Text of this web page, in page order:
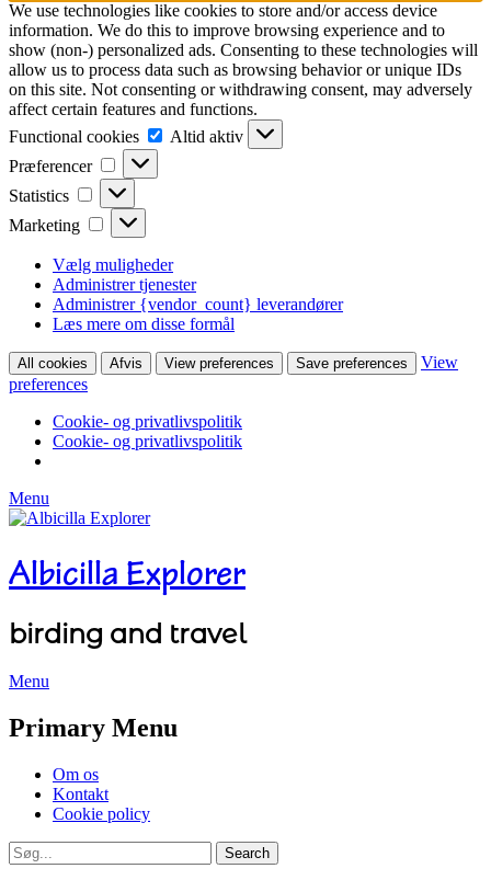
We use technologies like cookies to store and/or access device
information. We do this to improve browsing experience and to
show (non-) personalized ads. Consenting to these technologies will
allow us to process data such as browsing behavior or unique IDs
on this site. Not consenting or withdrawing consent, may adversely
affect certain features and functions.
Functional cookies
Functional
cookies
Altid aktiv
Præferencer
Præferencer
Statistics Statistics
Marketing Marketing
Vælg muligheder
Administrer tjenester
Administrer {vendor_count} leverandører
Læs mere om disse formål
All cookies Afvis View preferences Save preferences
View
preferences
Cookie- og privatlivspolitik
Cookie- og privatlivspolitik
Menu
Albicilla Explorer
birding and travel
Menu
Primary Menu
Skip
content
Om os
Kontakt
Cookie policy
Search
Search
for: